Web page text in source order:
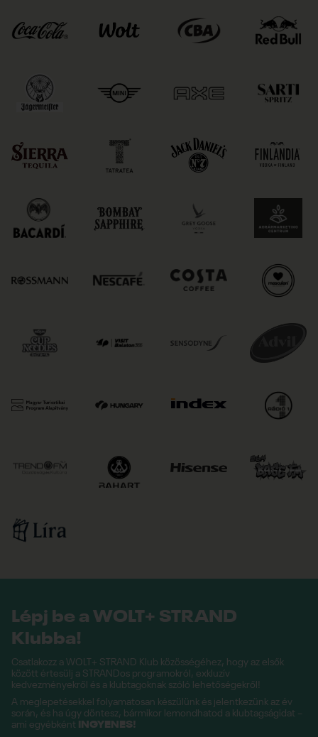
Lépj be a WOLT+ STRAND
Klubba!
Csatlakozz a WOLT+ STRAND Klub közösségéhez, hogy az elsők
között értesülj a STRANDos programokról, exkluzív
kedvezményekről és a klubtagoknak szóló lehetőségekről!
A meglepetésekkel folyamatosan készülünk és jelentkezünk az év
során, és ha úgy döntesz, bármikor lemondhatod a klubtagságidat –
ami egyébként
INGYENES!